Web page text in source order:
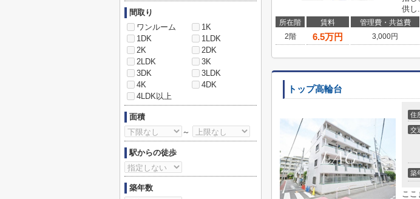
供し
所在階 賃料 管理費・共益費
2階
6.5万円 3,000円
トップ高輪台
住
交
築
ここ
間取り
ワンルーム
1K
1DK
1LDK
2K
2DK
2LDK
3K
3DK
3LDK
4K
4DK
4LDK以上
面積
～
駅からの徒歩
築年数